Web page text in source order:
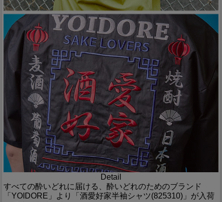
Detail
すべての酔いどれに届ける、酔いどれのためのブランド
「YOIDORE」より「酒愛好家半袖シャツ(825310)」が入荷